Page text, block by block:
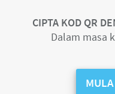
CIPTA KOD QR
Dalam masa